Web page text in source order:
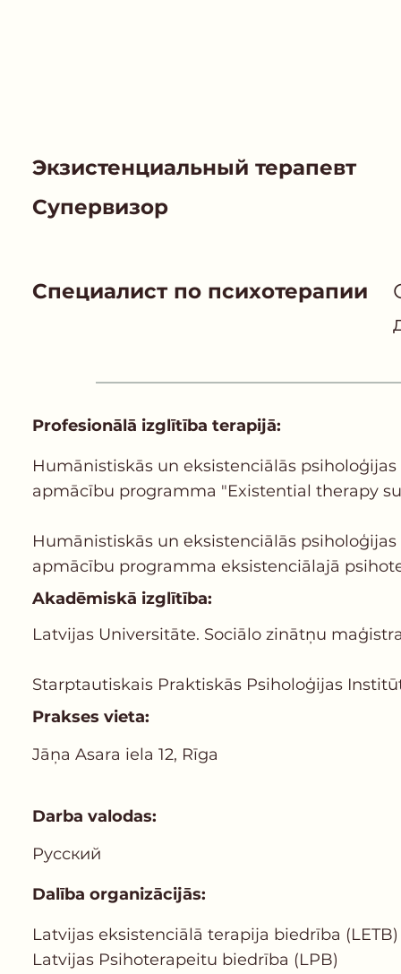
Экзистенциальный терапевт
Супервизор
Специалист по психотерапии
Profesionālā izglītība terapijā:
Humānistiskās un eksistenciālās
apmācību programma "Existential therapy
Humānistiskās un eksistenciālās
apmācību programma eksistenciālajā
Akadēmiskā izglītība:
Latvijas Universitāte. Sociālo zinātņu
Starptautiskais Praktiskās Psiholoģijas
Prakses vieta:
Jāņa Asara iela 12, Rīga
Darba valodas:
Русский
Dalība organizācijās:
Latvijas еksistenciālā terapija biedrība (LETB)
Latvijas Psihoterapeitu biedrība (LPB)